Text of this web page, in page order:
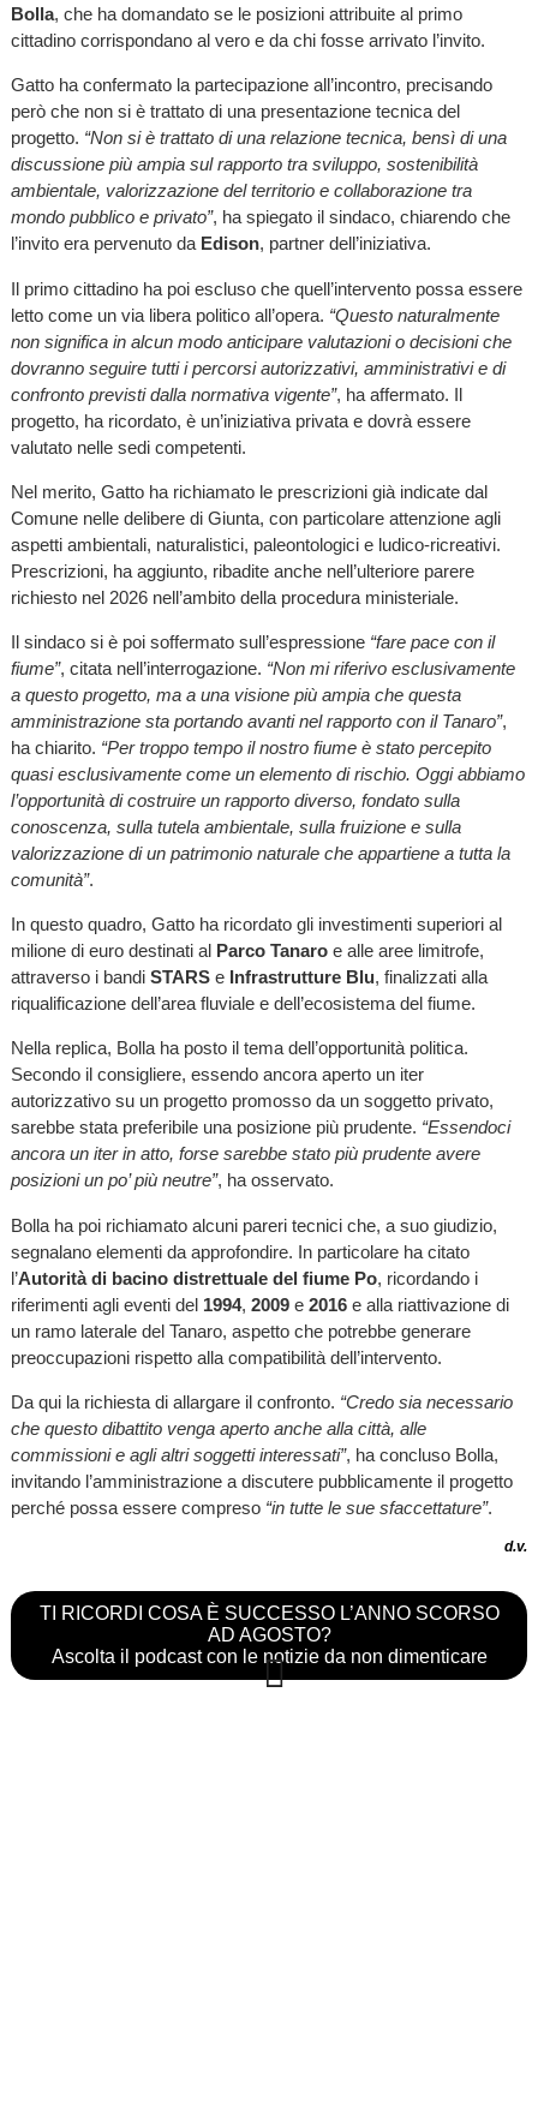
Bolla, che ha domandato se le posizioni attribuite al primo
cittadino corrispondano al vero e da chi fosse arrivato l’invito.
Gatto ha confermato la partecipazione all’incontro, precisando
però che non si è trattato di una presentazione tecnica del
progetto. “Non si è trattato di una relazione tecnica, bensì di una
discussione più ampia sul rapporto tra sviluppo, sostenibilità
ambientale, valorizzazione del territorio e collaborazione tra
mondo pubblico e privato”, ha spiegato il sindaco, chiarendo che
l’invito era pervenuto da Edison, partner dell’iniziativa.
Il primo cittadino ha poi escluso che quell’intervento possa essere
letto come un via libera politico all’opera. “Questo naturalmente
non significa in alcun modo anticipare valutazioni o decisioni che
dovranno seguire tutti i percorsi autorizzativi, amministrativi e di
confronto previsti dalla normativa vigente”, ha affermato. Il
progetto, ha ricordato, è un’iniziativa privata e dovrà essere
valutato nelle sedi competenti.
Nel merito, Gatto ha richiamato le prescrizioni già indicate dal
Comune nelle delibere di Giunta, con particolare attenzione agli
aspetti ambientali, naturalistici, paleontologici e ludico-ricreativi.
Prescrizioni, ha aggiunto, ribadite anche nell’ulteriore parere
richiesto nel 2026 nell’ambito della procedura ministeriale.
Il sindaco si è poi soffermato sull’espressione “fare pace con il
fiume”, citata nell’interrogazione. “Non mi riferivo esclusivamente
a questo progetto, ma a una visione più ampia che questa
amministrazione sta portando avanti nel rapporto con il Tanaro”,
ha chiarito. “Per troppo tempo il nostro fiume è stato percepito
quasi esclusivamente come un elemento di rischio. Oggi abbiamo
l’opportunità di costruire un rapporto diverso, fondato sulla
conoscenza, sulla tutela ambientale, sulla fruizione e sulla
valorizzazione di un patrimonio naturale che appartiene a tutta la
comunità”.
In questo quadro, Gatto ha ricordato gli investimenti superiori al
milione di euro destinati al Parco Tanaroe alle aree limitrofe,
attraverso i bandi STARSe Infrastrutture Blu, finalizzati alla
riqualificazione dell’area fluviale e dell’ecosistema del fiume.
Nella replica, Bolla ha posto il tema dell’opportunità politica.
Secondo il consigliere, essendo ancora aperto un iter
autorizzativo su un progetto promosso da un soggetto privato,
sarebbe stata preferibile una posizione più prudente. “Essendoci
ancora un iter in atto, forse sarebbe stato più prudente avere
posizioni un po’ più neutre”, ha osservato.
Bolla ha poi richiamato alcuni pareri tecnici che, a suo giudizio,
segnalano elementi da approfondire. In particolare ha citato
l’Autorità di bacino distrettuale del fiume Po, ricordando i
riferimenti agli eventi del 1994, 2009e 2016e alla riattivazione di
un ramo laterale del Tanaro, aspetto che potrebbe generare
preoccupazioni rispetto alla compatibilità dell’intervento.
Da qui la richiesta di allargare il confronto. “Credo sia necessario
che questo dibattito venga aperto anche alla città, alle
commissioni e agli altri soggetti interessati”, ha concluso Bolla,
invitando l’amministrazione a discutere pubblicamente il progetto
perché possa essere compreso “in tutte le sue sfaccettature”.
d.v.
TI RICORDI COSA È SUCCESSO L’ANNO SCORSO
AD AGOSTO?
Ascolta il podcast con le notizie da non dimenticare